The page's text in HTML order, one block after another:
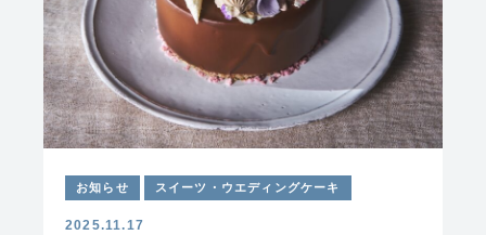
お知らせ スイーツ・ウエディングケーキ
2025.11.17